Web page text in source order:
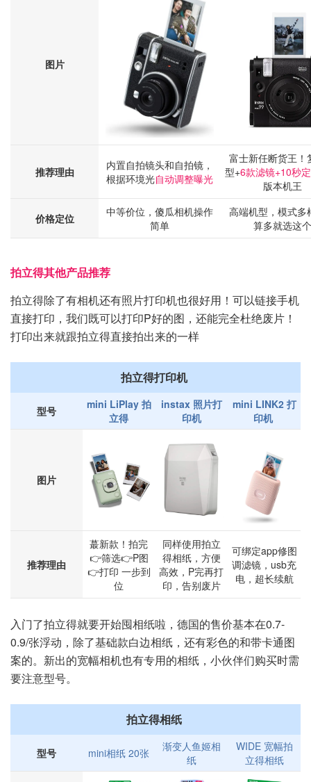
图片
推荐理由
内置自拍镜头和自拍镜，
根据环境光自动调整曝光
富士新任断货王！
型+6款滤镜+10秒
版本机王
价格定位
中等价位，傻瓜相机操作
简单
高端机型，模式多
算多就选这个
拍立得其他产品推荐
拍立得除了有相机还有照片打印机也很好用！可以链接手机
直接打印，我们既可以打印P好的图，还能完全杜绝废片！
打印出来就跟拍立得直接拍出来的一样
拍立得打印机
型号
mini LiPlay 拍
立得
instax 照片打
印机
mini LINK2 打
印机
图片
推荐理由
蕞新款！拍完
👉筛选👉P图
👉打印 一步到
位
同样使用拍立
得相纸，方便
高效，P完再打
印，告别废片
可绑定app修图
调滤镜，usb充
电，超长续航
入门了拍立得就要开始囤相纸啦，德国的售价基本在0.7-
0.9/张浮动，除了基础款白边相纸，还有彩色的和带卡通图
案的。新出的宽幅相机也有专用的相纸，小伙伴们购买时需
要注意型号。
拍立得相纸
型号 mini相纸 20张
渐变人鱼姬相
纸
WIDE 宽幅拍
立得相纸